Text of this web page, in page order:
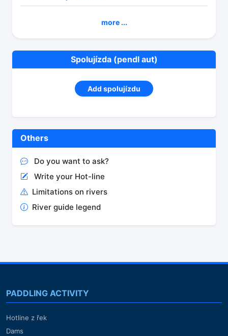
more ...
Spolujízda (pendl aut)
Add spolujízdu
Others
Do you want to ask?
Write your Hot-line
Limitations on rivers
River guide legend
PADDLING ACTIVITY
Hotline z řek
Dams